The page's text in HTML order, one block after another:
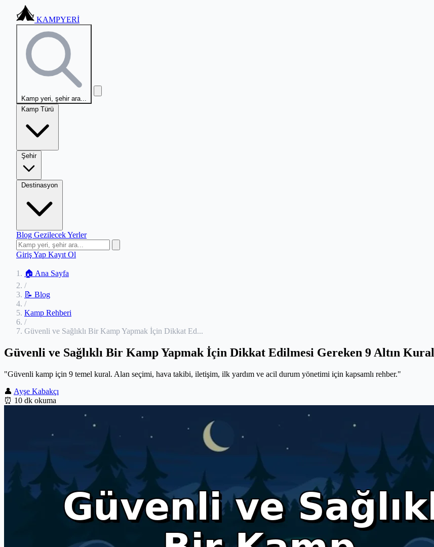
KAMPYERİ
Kamp yeri, şehir ara...
Kamp Türü
Şehir
Destinasyon
Blog Gezilecek Yerler
Giriş Yap Kayıt Ol
🏠 Ana Sayfa
/
📝 Blog
/
Kamp Rehberi
/
Güvenli ve Sağlıklı Bir Kamp Yapmak İçin Dikkat Ed...
Güvenli ve Sağlıklı Bir Kamp Yapmak İçin Dikkat Edilmesi Gereken 9 Altın Kural
"Güvenli kamp için 9 temel kural. Alan seçimi, hava takibi, iletişim, ilk yardım ve acil durum yönetimi için kapsamlı rehber."
👤 Ayşe Kabakçı
⏰ 10 dk okuma